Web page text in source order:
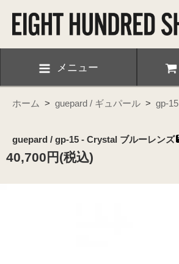
メニュー
ホーム > guepard / ギュパール > gp-15
guepard / gp-15 - Crystal ブルーレンズ
40,700円(税込)